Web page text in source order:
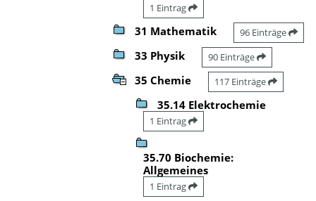
1 Eintrag
31 Mathematik 96 Einträge
33 Physik 90 Einträge
35 Chemie 117 Einträge
35.14 Elektrochemie
1 Eintrag
35.70 Biochemie:
Allgemeines
1 Eintrag